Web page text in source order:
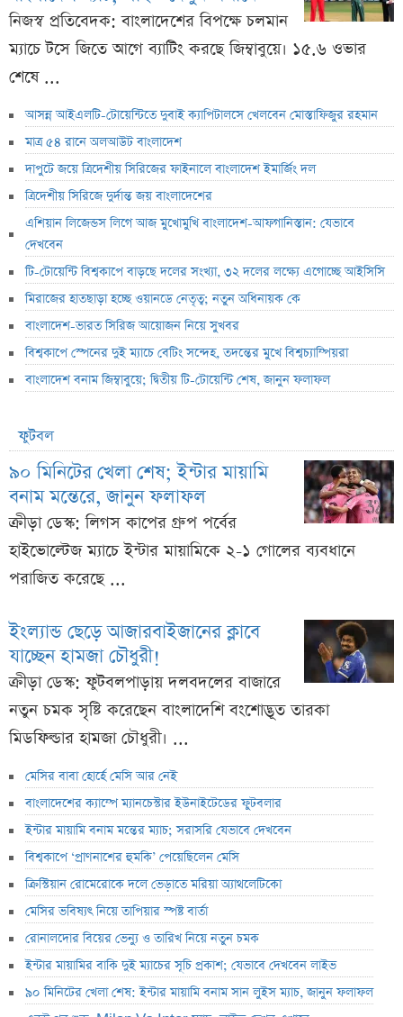
নিজস্ব প্রতিবেদক: বাংলাদেশের বিপক্ষে চলমান
ম্যাচে টসে জিতে আগে ব্যাটিং করছে জিম্বাবুয়ে। ১৫.৬ ওভার
শেষে ...
আসন্ন আইএলটি-টোয়েন্টিতে দুবাই ক্যাপিটালসে খেলবেন মোস্তাফিজুর রহমান
মাত্র ৫৪ রানে অলআউট বাংলাদেশ
দাপুটে জয়ে ত্রিদেশীয় সিরিজের ফাইনালে বাংলাদেশ ইমার্জিং দল
ত্রিদেশীয় সিরিজে দুর্দান্ত জয় বাংলাদেশের
এশিয়ান লিজেন্ডস লিগে আজ মুখোমুখি বাংলাদেশ-আফগানিস্তান: যেভাবে
দেখবেন
টি-টোয়েন্টি বিশ্বকাপে বাড়ছে দলের সংখ্যা, ৩২ দলের লক্ষ্যে এগোচ্ছে আইসিসি
মিরাজের হাতছাড়া হচ্ছে ওয়ানডে নেতৃত্ব; নতুন অধিনায়ক কে
বাংলাদেশ-ভারত সিরিজ আয়োজন নিয়ে সুখবর
বিশ্বকাপে স্পেনের দুই ম্যাচে বেটিং সন্দেহ, তদন্তের মুখে বিশ্বচ্যাম্পিয়রা
বাংলাদেশ বনাম জিম্বাবুয়ে; দ্বিতীয় টি-টোয়েন্টি শেষ, জানুন ফলাফল
ফুটবল
৯০ মিনিটের খেলা শেষ; ইন্টার মায়ামি
বনাম মন্তেরে, জানুন ফলাফল
ক্রীড়া ডেস্ক: লিগস কাপের গ্রুপ পর্বের
হাইভোল্টেজ ম্যাচে ইন্টার মায়ামিকে ২-১ গোলের ব্যবধানে
পরাজিত করেছে ...
ইংল্যান্ড ছেড়ে আজারবাইজানের ক্লাবে
যাচ্ছেন হামজা চৌধুরী!
ক্রীড়া ডেস্ক: ফুটবলপাড়ায় দলবদলের বাজারে
নতুন চমক সৃষ্টি করেছেন বাংলাদেশি বংশোদ্ভূত তারকা
মিডফিল্ডার হামজা চৌধুরী। ...
মেসির বাবা হোর্হে মেসি আর নেই
বাংলাদেশের ক্যাম্পে ম্যানচেস্টার ইউনাইটেডের ফুটবলার
ইন্টার মায়ামি বনাম মন্তের ম্যাচ; সরাসরি যেভাবে দেখবেন
বিশ্বকাপে ‘প্রাণনাশের হুমকি’ পেয়েছিলেন মেসি
ক্রিস্টিয়ান রোমেরোকে দলে ভেড়াতে মরিয়া অ্যাথলেটিকো
মেসির ভবিষ্যৎ নিয়ে তাপিয়ার স্পষ্ট বার্তা
রোনালদোর বিয়ের ভেন্যু ও তারিখ নিয়ে নতুন চমক
ইন্টার মায়ামির বাকি দুই ম্যাচের সূচি প্রকাশ; যেভাবে দেখবেন লাইভ
৯০ মিনিটের খেলা শেষ: ইন্টার মায়ামি বনাম সান লুইস ম্যাচ, জানুন ফলাফল